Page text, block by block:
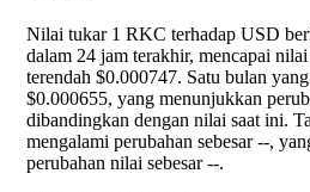
Nilai tukar 1 RKC terhadap USD
dalam 24 jam terakhir, mencapai
terendah $0.000747. Satu bulan
$0.000655, yang menunjukkan
dibandingkan dengan nilai saat ini.
mengalami perubahan sebesar--,
perubahan nilai sebesar--.